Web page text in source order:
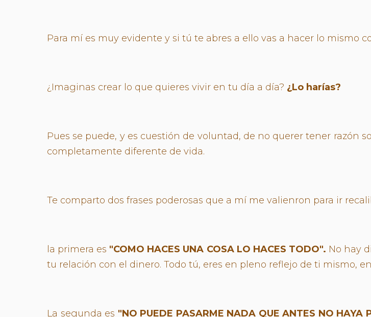
Para mí es muy evidente y si tú te abres a ello vas a hacer lo mismo
¿Imaginas crear lo que quieres vivir en tu día a día? ¿Lo harías?
Pues se puede, y es cuestión de voluntad, de no querer tener razón
completamente diferente de vida.
Te comparto dos frases poderosas que a mí me valienron para ir
la primera es "COMO HACES UNA COSA LO HACES TODO". No hay
tu relación con el dinero. Todo tú, eres en pleno reflejo de ti mismo,
La segunda es "NO PUEDE PASARME NADA QUE ANTES NO HAYA